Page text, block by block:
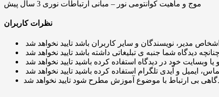
موج و ماهیت کوانتومی نور – مبانی ارتباطات نوری 3 سال پیش
نظرات کاربران